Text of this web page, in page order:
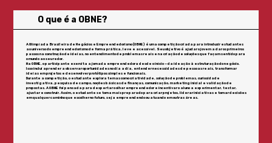
O que é a OBNE?
A Olimpíada Brasileira de Negócios e Empreendedorismo (OBNE) é uma competição criada para introduzir estudantes
ao universo do empreendedorismo de forma prática, leve e acessível. Seu objetivo é ajudar o jovem a dar os primeiros
passos na construção de ideias, no entendimento de problemas reais e na criação de soluções que façam sentido para
o mundo ao seu redor.
Na OBNE, o participante exercita a jornada empreendedora desde o início — da ideação à estruturação do negócio.
Isso inclui aprender a observar oportunidades no dia a dia, entender necessidades de pessoas reais, transformar
ideias em projetos e desenvolver protótipos simples e funcionais.
Durante a competição, o estudante explora temas como criatividade, solução de problemas, curiosidade
investigativa, pesquisa de campo, noções básicas de finanças, comunicação, marketing inicial e validação de
propostas. A OBNE foi pensada para despertar o olhar empreendedor e incentivar o aluno a experimentar, testar,
ajustar e construir. Assim, o estudante se torna mais preparado para criar projetos, liderar iniciativas e tomar decisões
em qualquer caminho que escolher no futuro, seja empreendendo ou atuando em outras áreas.